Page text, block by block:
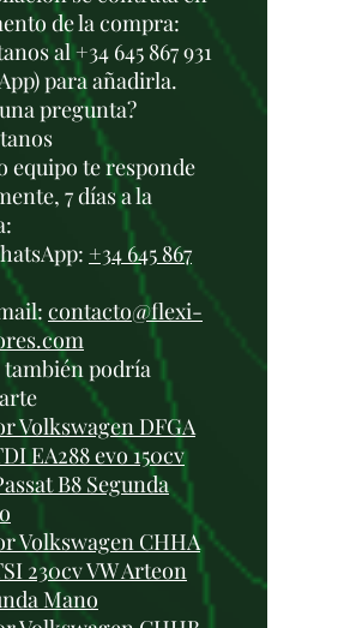
de la compra:
al +34 645 867 931
para añadirla.
pregunta?
equipo te responde
7 días a la
+34 645 867
contacto@flexi-
también podría
Volkswagen DFGA
EA288 evo 150cv
B8 Segunda
Volkswagen CHHA
230cv VW Arteon
Mano